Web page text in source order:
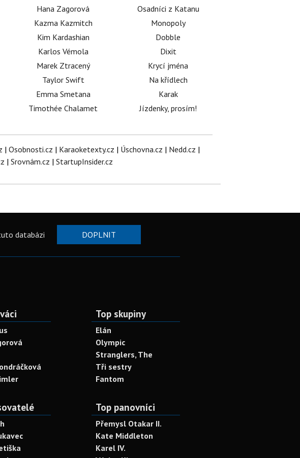
Hana Zagorová
Kazma Kazmitch
Kim Kardashian
Karlos Vémola
Marek Ztracený
Taylor Swift
Emma Smetana
Timothée Chalamet
Osadníci z Katanu
Monopoly
Dobble
Dixit
Krycí jména
Na křídlech
Karak
Jízdenky, prosím!
| Osobnosti.cz | Karaoketexty.cz | Úschovna.cz | Nedd.cz |
| Srovnám.cz | StartupInsider.cz
databázi DOPLNIT
Top skupiny
Elán
Olympic
Stranglers, The
Tři sestry
Fantom
Top panovníci
Přemysl Otakar II.
Kate Middleton
Karel IV.